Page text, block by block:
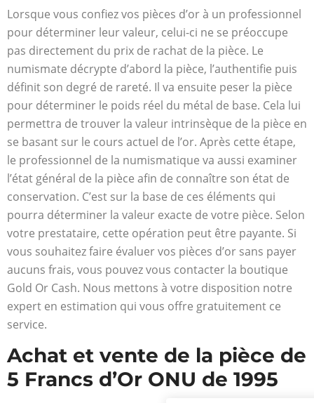
Lorsque vous confiez vos pièces d’or à un professionnel
pour déterminer leur valeur, celui-ci ne se préoccupe
pas directement du prix de rachat de la pièce. Le
numismate décrypte d’abord la pièce, l’authentifie puis
définit son degré de rareté. Il va ensuite peser la pièce
pour déterminer le poids réel du métal de base. Cela lui
permettra de trouver la valeur intrinsèque de la pièce en
se basant sur le cours actuel de l’or. Après cette étape,
le professionnel de la numismatique va aussi examiner
l’état général de la pièce afin de connaître son état de
conservation. C’est sur la base de ces éléments qui
pourra déterminer la valeur exacte de votre pièce. Selon
votre prestataire, cette opération peut être payante. Si
vous souhaitez faire évaluer vos pièces d’or sans payer
aucuns frais, vous pouvez vous contacter la boutique
Gold Or Cash. Nous mettons à votre disposition notre
expert en estimation qui vous offre gratuitement ce
service.
Achat et vente de la pièce de
5 Francs d’Or ONU de 1995